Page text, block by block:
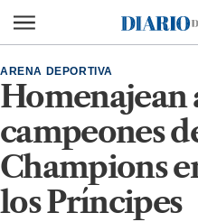
Diario de México
Homenajean
campeones
Champions
los Príncipes
ARENA DEPORTIVA